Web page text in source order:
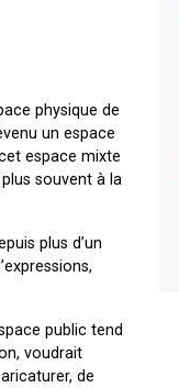
physique de
un espace
espace mixte
souvent à la
plus d’un
public tend
voudrait
de